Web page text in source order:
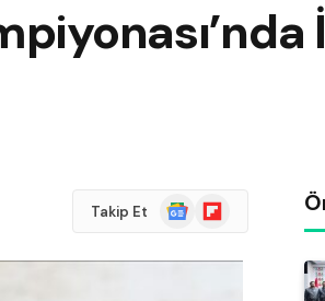
Takip Et
Google
News
Flipboard